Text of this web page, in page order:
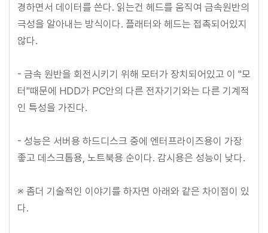
경하면서 데이터를 쓴다. 읽는건 헤드를 움직여 금속원반의
극성을 알아내는 방식이다. 플래터와 헤드는 접촉되어있지
않다.
- 금속 원반을 회전시키기 위해 모터가 장치되어있고 이 "모
터"때문에 HDD가 PC안의 다른 전자기기와는 다른 기계적
인 특성을 가진다.
- 성능은 서버용 하드디스크 중에 엔터프라이즈용이 가장
좋고 데스크톱용, 노트북용 순이다. 감시용은 성능이 낮다.
※ 좀더 기술적인 이야기를 하자면 아래와 같은 차이점이 있
다.